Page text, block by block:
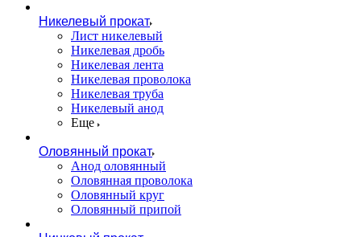
Никелевый прокат
Лист никелевый
Никелевая дробь
Никелевая лента
Никелевая проволока
Никелевая труба
Никелевый анод
Еще
Оловянный прокат
Анод оловянный
Оловянная проволока
Оловянный круг
Оловянный припой